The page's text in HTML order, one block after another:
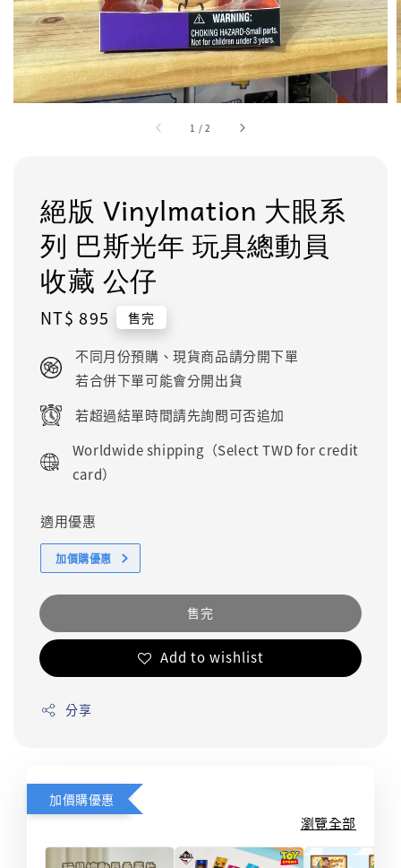
1 /2
絕版 Vinylmation 大眼系
列 巴斯光年 玩具總動員
收藏 公仔
Regular
NT$ 895 售完
不同月份預購、現貨商品請分開下單
若合併下單可能會分開出貨
若超過結單時間請先詢問可否追加
Worldwide shipping（Select TWD for credit
card）
適用優惠
加價購優惠
售完
Add to wishlist
分享
加價購優惠
瀏覽全部